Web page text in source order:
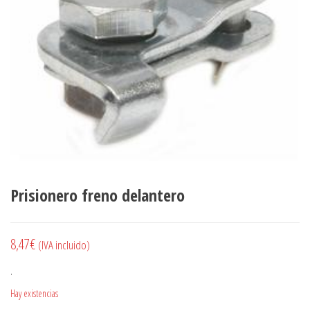
Prisionero freno delantero
8,47€ (IVA incluido)
.
Hay existencias